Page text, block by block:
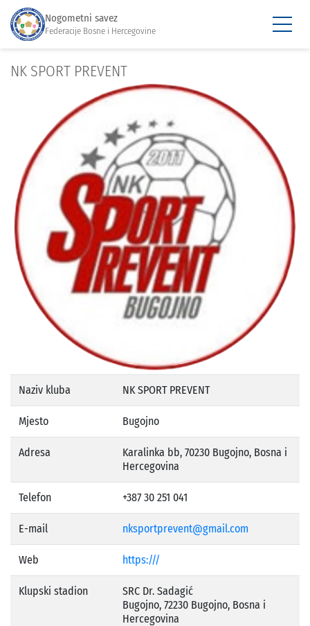
Nogometni savez
Federacije Bosne i Hercegovine
NK SPORT PREVENT
Naziv kluba NK SPORT PREVENT
Mjesto Bugojno
Adresa
Karalinka bb, 70230 Bugojno, Bosna i
Hercegovina
Telefon +387 30 251 041
E-mail nksportprevent@gmail.com
Web https:///
Klupski stadion
SRC Dr. Sadagić
Bugojno, 72230 Bugojno, Bosna i
Hercegovina